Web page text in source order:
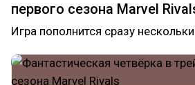
первого сезона Marvel
Игра пополнится сразу